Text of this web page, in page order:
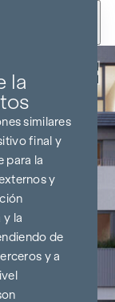
la
similares
final y
para la
y
y la
de
y a